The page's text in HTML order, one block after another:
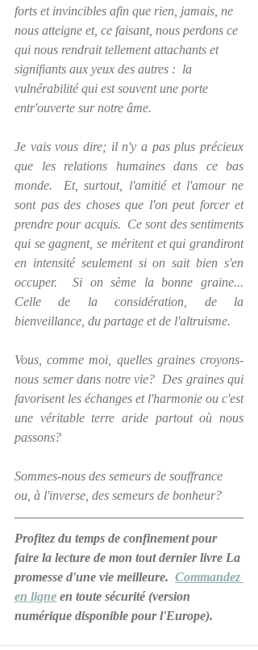
forts et invincibles afin que rien, jamais, ne
nous atteigne et, ce faisant, nous perdons ce
qui nous rendrait tellement attachants et
signifiants aux yeux des autres :  la
vulnérabilité qui est souvent une porte
entr'ouverte sur notre âme.
Je vais vous dire; il n'y a pas plus précieux
que les relations humaines dans ce bas
monde.  Et, surtout, l'amitié et l'amour ne
sont pas des choses que l'on peut forcer et
prendre pour acquis.  Ce sont des sentiments
qui se gagnent, se méritent et qui grandiront
en intensité seulement si on sait bien s'en
occuper.  Si on sème la bonne graine...
Celle de la considération, de la
bienveillance, du partage et de l'altruisme.
Vous, comme moi, quelles graines croyons-
nous semer dans notre vie?  Des graines qui
favorisent les échanges et l'harmonie ou c'est
une véritable terre aride partout où nous
passons?
Sommes-nous des semeurs de souffrance
ou, à l'inverse, des semeurs de bonheur?
Profitez du temps de confinement pour
faire la lecture de mon tout dernier livre La
promesse d'une vie meilleure. Commandez
en ligne en toute sécurité (version
numérique disponible pour l'Europe).